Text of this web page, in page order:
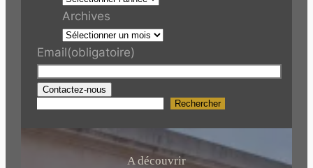
Archives
Email(obligatoire)
Contactez-nous
R
Rechercher
A découvrir